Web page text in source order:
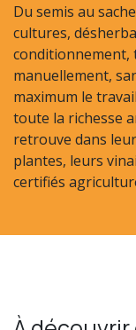
Du semis au
cultures,
manuellement,
maximum le
toute la richesse
retrouve dans
plantes, leurs
certifiés